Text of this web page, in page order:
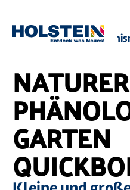
Sie
Startseite
GARTEN